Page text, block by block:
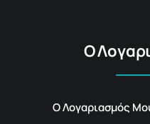
Ο
Ο Λογαριασμός